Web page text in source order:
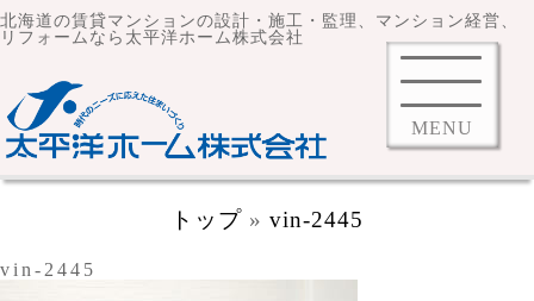
北海道の賃貸マンションの設計・施工・監理、マンション経営、
リフォームなら太平洋ホーム株式会社
MENU
トップ» vin-2445
vin-2445